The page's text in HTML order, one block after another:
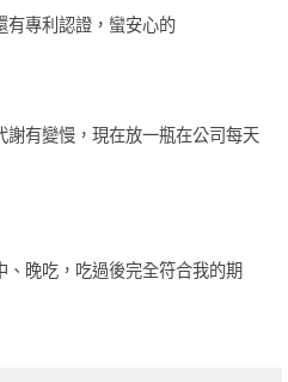
有專利認證，蠻安心的
謝有變慢，現在放一瓶在公司每天
晚吃，吃過後完全符合我的期